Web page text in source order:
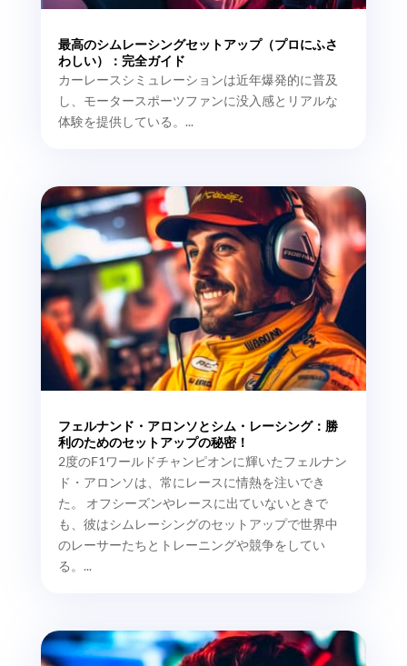
最高のシムレーシングセットアップ（プロにふさ
わしい）：完全ガイド
カーレースシミュレーションは近年爆発的に普及
し、モータースポーツファンに没入感とリアルな
体験を提供している。...
フェルナンド・アロンソとシム・レーシング：勝
利のためのセットアップの秘密！
2度のF1ワールドチャンピオンに輝いたフェルナン
ド・アロンソは、常にレースに情熱を注いでき
た。 オフシーズンやレースに出ていないときで
も、彼はシムレーシングのセットアップで世界中
のレーサーたちとトレーニングや競争をしてい
る。...